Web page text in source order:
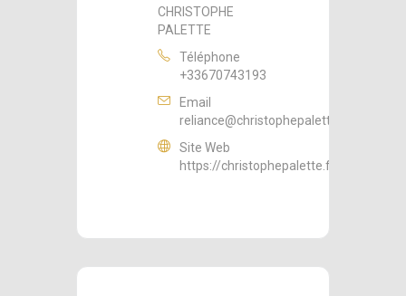
CHRISTOPHE
PALETTE
Téléphone
+33670743193
Email
reliance@christophepalette.fr
Site Web
https://christophepalette.fr